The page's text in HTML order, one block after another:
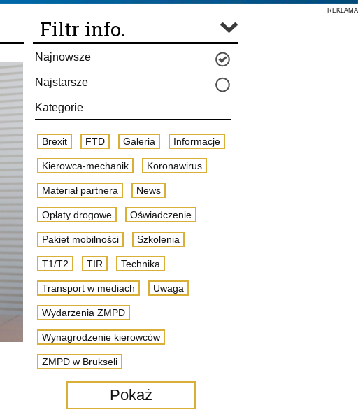
REKLAMA
Filtr info.
Najnowsze
Najstarsze
Kategorie
Brexit FTD Galeria Informacje
Kierowca-mechanik Koronawirus
Materiał partnera News
Opłaty drogowe Oświadczenie
Pakiet mobilności Szkolenia
T1/T2 TIR Technika
Transport w mediach Uwaga
Wydarzenia ZMPD
Wynagrodzenie kierowców
ZMPD w Brukseli
Pokaż